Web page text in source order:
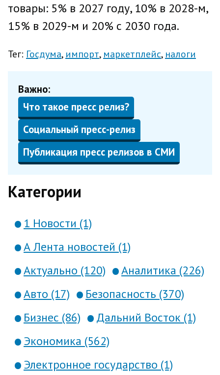
товары: 5% в 2027 году, 10% в 2028-м,
15% в 2029-м и 20% с 2030 года.
Тег: Госдума импорт маркетплейс налоги
Важно:
Что такое пресс релиз?
Социальный пресс-релиз
Публикация пресс релизов в СМИ
Категории
1 Новости (1)
А Лента новостей (1)
Актуально (120)
Аналитика (226)
Авто (17)
Безопасность (370)
Бизнес (86)
Дальний Восток (1)
Экономика (562)
Электронное государство (1)